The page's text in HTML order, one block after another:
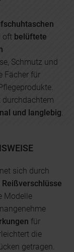
oft belüftete
Schmutz und
Fächer für
und langlebig.
sich durch
Modelle
für
die
getragen.